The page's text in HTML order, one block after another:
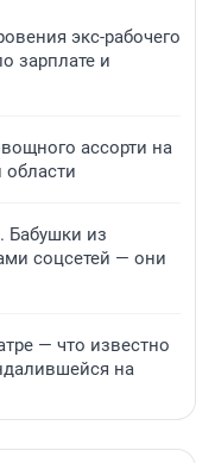
экс-рабочего
зарплате и
ассорти на
области
Бабушки из
соцсетей — они
— что известно
на